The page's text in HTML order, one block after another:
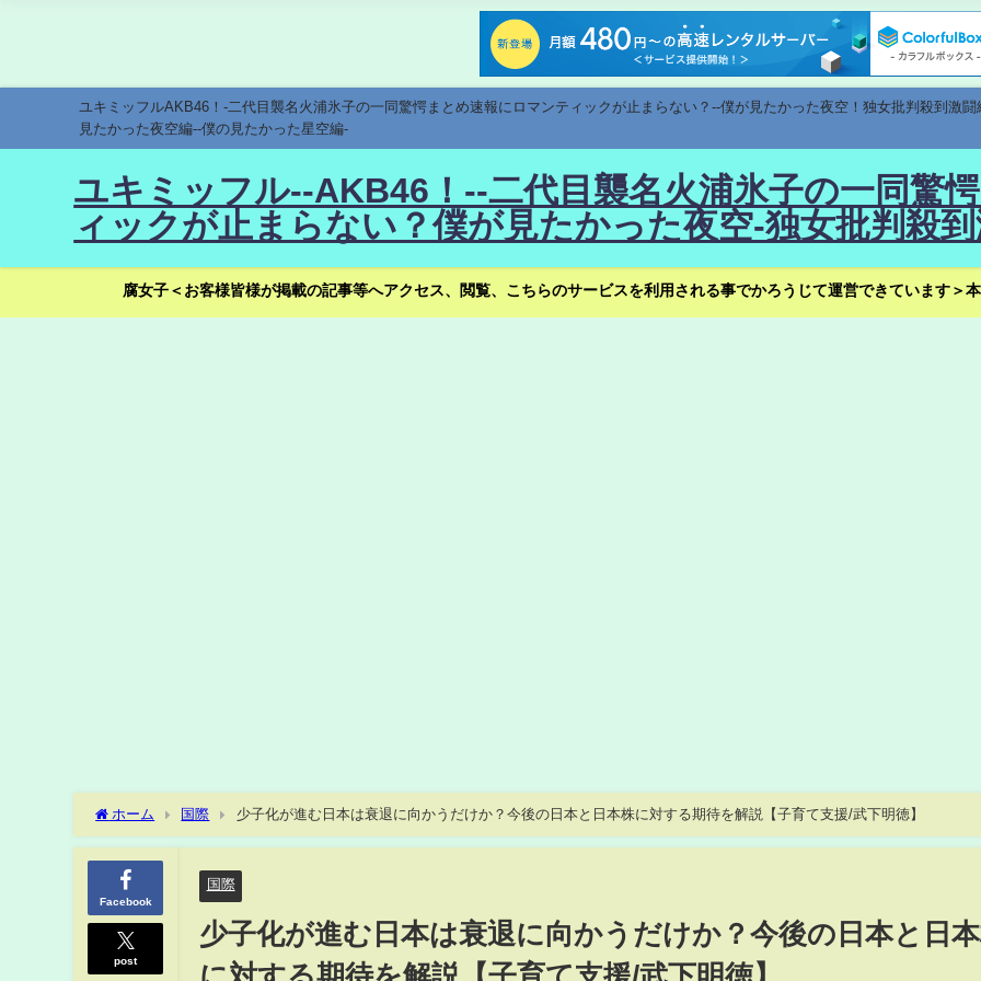
ユキミッフルAKB46！-二代目襲名火浦氷子の一同驚愕まとめ速報にロマンティックが止まらない？--僕が見たかった夜空！独女批判殺到激
見たかった夜空編--僕の見たかった星空編-
ユキミッフル--AKB46！--二代目襲名火浦氷子の一同驚
ィックが止まらない？僕が見たかった夜空-独女批判殺
腐女子＜お客様皆様が掲載の記事等へアクセス、閲覧、こちらのサービスを利用される事でかろうじて運営できています＞
ホーム 国際 少子化が進む日本は衰退に向かうだけか？今後の日本と日本株に対する期待を解説【子育て支援/武下明徳】
Facebook
post
国際
少子化が進む日本は衰退に向かうだけか？今後の日本と日
に対する期待を解説【子育て支援/武下明徳】